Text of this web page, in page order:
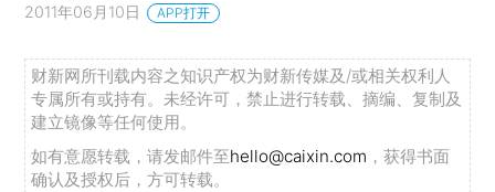
2011年06月10日 APP打开
财新网所刊载内容之知识产权为财新传媒及/或相关权利人
专属所有或持有。未经许可，禁止进行转载、摘编、复制及
建立镜像等任何使用。
如有意愿转载，请发邮件至hello@caixin.com ，获得书面
确认及授权后，方可转载。